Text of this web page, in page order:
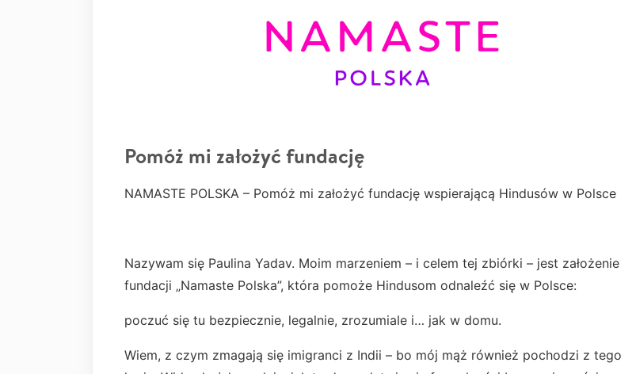
Pomóż mi założyć fundację
NAMASTE POLSKA – Pomóż mi założyć fundację wspierającą Hindusów w Polsce
Nazywam się Paulina Yadav. Moim marzeniem – i celem tej zbiórki – jest założenie
fundacji „Namaste Polska”, która pomoże Hindusom odnaleźć się w Polsce:
poczuć się tu bezpiecznie, legalnie, zrozumiale i… jak w domu.
Wiem, z czym zmagają się imigranci z Indii – bo mój mąż również pochodzi z tego